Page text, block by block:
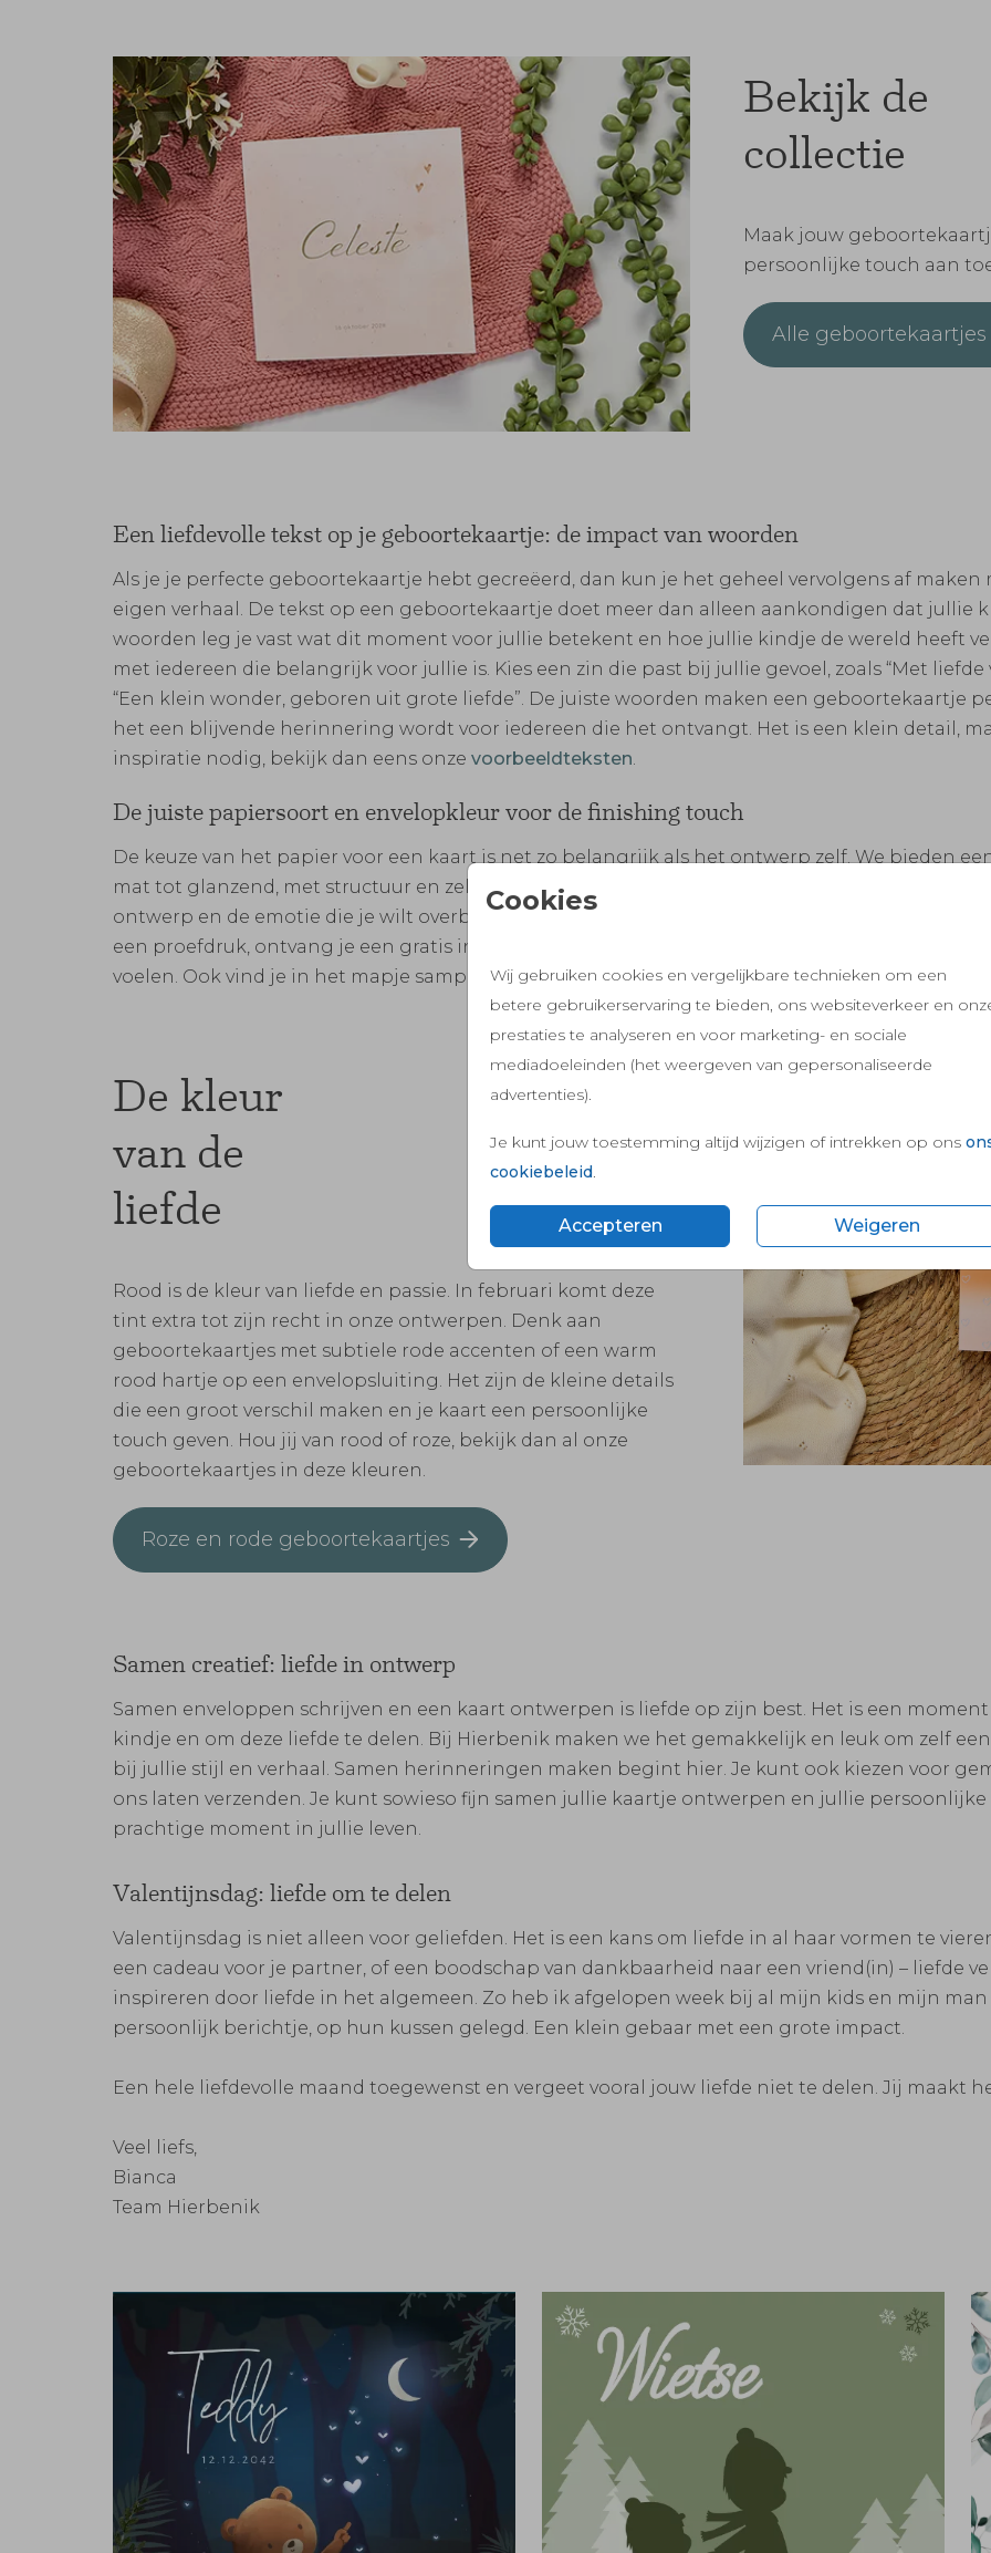
Cookies
Wij gebruiken cookies en vergelijkbare technieken om een
betere gebruikerservaring te bieden, ons websiteverkeer en
prestaties te analyseren en voor marketing- en sociale
mediadoeleinden (het weergeven van gepersonaliseerde
advertenties).
Je kunt jouw toestemming altijd wijzigen of intrekken op ons
cookiebeleid
Accepteren Weigeren
Bekijk de
collectie
Maak jouw
persoonlijke touch aan
Alle geboortekaartjes
Een liefdevolle tekst op je geboortekaartje: de impact van woorden
Als je je perfecte geboortekaartje hebt gecreëerd, dan kun je het geheel vervolgens af
eigen verhaal. De tekst op een geboortekaartje doet meer dan alleen aankondigen dat jullie
woorden leg je vast wat dit moment voor jullie betekent en hoe jullie kindje de wereld heeft
met iedereen die belangrijk voor jullie is. Kies een zin die past bij jullie gevoel, zoals “Met
“Een klein wonder, geboren uit grote liefde”. De juiste woorden maken een geboortekaartje
het een blijvende herinnering wordt voor iedereen die het ontvangt. Het is een klein detail,
inspiratie nodig, bekijk dan eens onze voorbeeldteksten
De juiste papiersoort en envelopkleur voor de finishing touch
De keuze van het papier voor een kaart is net zo belangrijk als het ontwerp zelf. We bieden
mat tot glanzend, met structuur en zelfs gerecycled papier. Elk materiaal heeft zijn eigen
ontwerp en de emotie die je wilt overbrengen. Kom meer te weten over de verschillen en
een proefdruk, ontvang je een gratis inspiratiemapje, waarin je een selectie van onze
voelen. Ook vind je in het mapje samples van onze envelopkleuren. Zo kun je een goede
De kleur
van de
liefde
Rood is de kleur van liefde en passie. In februari komt deze
tint extra tot zijn recht in onze ontwerpen. Denk aan
geboortekaartjes met subtiele rode accenten of een warm
rood hartje op een envelopsluiting. Het zijn de kleine details
die een groot verschil maken en je kaart een persoonlijke
touch geven. Hou jij van rood of roze, bekijk dan al onze
geboortekaartjes in deze kleuren.
Roze en rode geboortekaartjes
Samen creatief: liefde in ontwerp
Samen enveloppen schrijven en een kaart ontwerpen is liefde op zijn best. Het is een
kindje en om deze liefde te delen. Bij Hierbenik maken we het gemakkelijk en leuk om zelf
bij jullie stijl en verhaal. Samen herinneringen maken begint hier. Je kunt ook kiezen voor
ons laten verzenden. Je kunt sowieso fijn samen jullie kaartje ontwerpen en jullie
prachtige moment in jullie leven.
Valentijnsdag: liefde om te delen
Valentijnsdag is niet alleen voor geliefden. Het is een kans om liefde in al haar vormen te
een cadeau voor je partner, of een boodschap van dankbaarheid naar een vriend(in) – liefde
inspireren door liefde in het algemeen. Zo heb ik afgelopen week bij al mijn kids en mijn
persoonlijk berichtje, op hun kussen gelegd. Een klein gebaar met een grote impact.
Een hele liefdevolle maand toegewenst en vergeet vooral jouw liefde niet te delen. Jij maakt
Veel liefs,
Bianca
Team Hierbenik